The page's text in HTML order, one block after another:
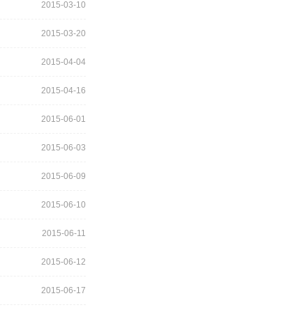
2015-03-10
2015-03-20
2015-04-04
2015-04-16
2015-06-01
2015-06-03
2015-06-09
2015-06-10
2015-06-11
2015-06-12
2015-06-17